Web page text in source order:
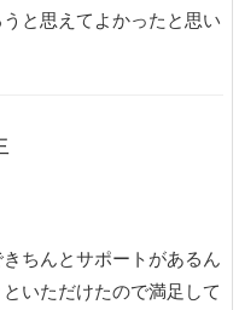
と思えてよかったと思い
ちんとサポートがあるん
いただけたので満足して